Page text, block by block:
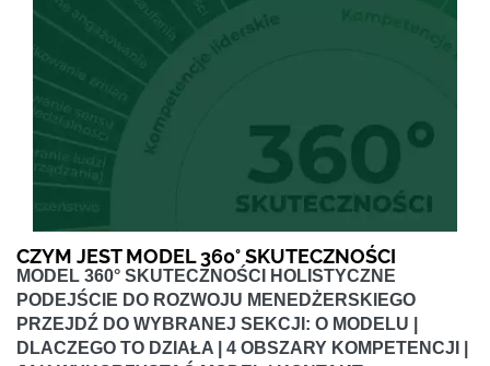
CZYM JEST MODEL 360° SKUTECZNOŚCI
MODEL 360° SKUTECZNOŚCI HOLISTYCZNE
PODEJŚCIE DO ROZWOJU MENEDŻERSKIEGO
PRZEJDŹ DO WYBRANEJ SEKCJI: O MODELU |
DLACZEGO TO DZIAŁA | 4 OBSZARY KOMPETENCJI |